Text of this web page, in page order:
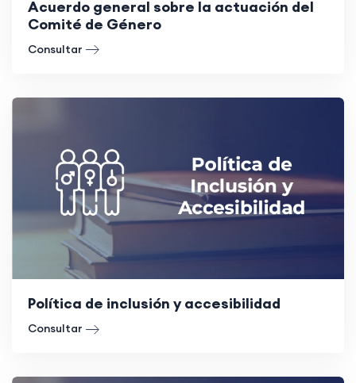
Acuerdo general sobre la actuación del
Comité de Género
Consultar
Política de inclusión y accesibilidad
Consultar